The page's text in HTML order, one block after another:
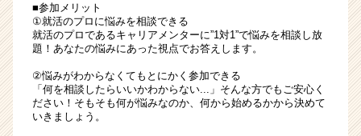
■参加メリット
①就活のプロに悩みを相談できる
就活のプロであるキャリアメンターに”1対1”で悩みを相談し放
題！あなたの悩みにあった視点でお答えします。
②悩みがわからなくてもとにかく参加できる
「何を相談したらいいかわからない...」そんな方でもご安心く
ださい！そもそも何が悩みなのか、何から始めるかから決めて
いきましょう。